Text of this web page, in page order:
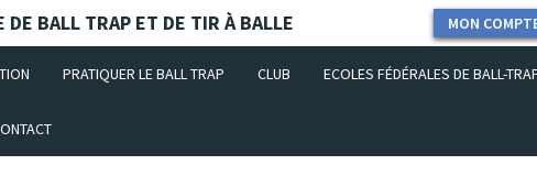
DE BALL TRAP ET DE TIR À BALLE MON
PRATIQUER LE BALL TRAP CLUB ECOLES FÉDÉRALES DE BALL-